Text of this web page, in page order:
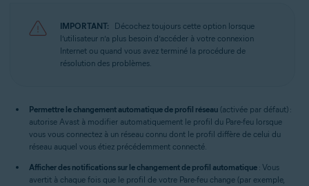
IMPORTANT:
Décochez toujours cette option lorsque
l’utilisateur n’a plus besoin d’accéder à votre connexion
Internet ou quand vous avez terminé la procédure de
résolution des problèmes.
Permettre le changement automatique de profil réseau (activée par défaut) :
autorise Avast à modifier automatiquement le profil du Pare-feu lorsque
vous vous connectez à un réseau connu dont le profil diffère de celui du
réseau auquel vous étiez précédemment connecté.
Afficher des notifications sur le changement de profil automatique : Vous
avertit à chaque fois que le profil de votre Pare-feu change (par exemple,